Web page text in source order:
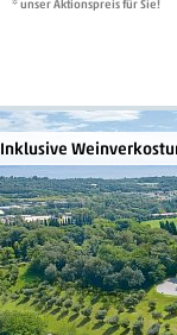
* unser Aktionspreis für Sie!
Inklusive